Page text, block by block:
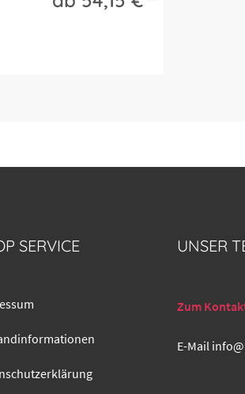
SERVICE UNSER
Zum
E-Mail